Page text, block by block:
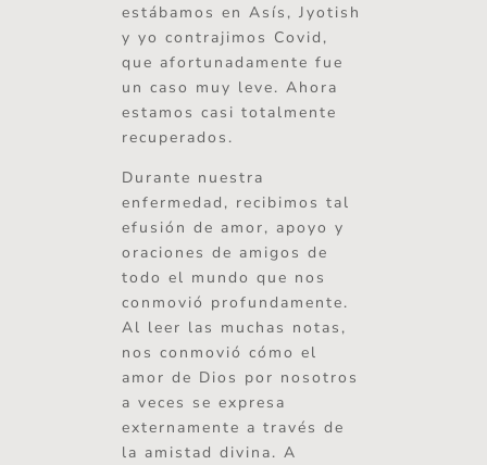
estábamos en Asís, Jyotish
y yo contrajimos Covid,
que afortunadamente fue
un caso muy leve. Ahora
estamos casi totalmente
recuperados.
Durante nuestra
enfermedad, recibimos tal
efusión de amor, apoyo y
oraciones de amigos de
todo el mundo que nos
conmovió profundamente.
Al leer las muchas notas,
nos conmovió cómo el
amor de Dios por nosotros
a veces se expresa
externamente a través de
la amistad divina. A